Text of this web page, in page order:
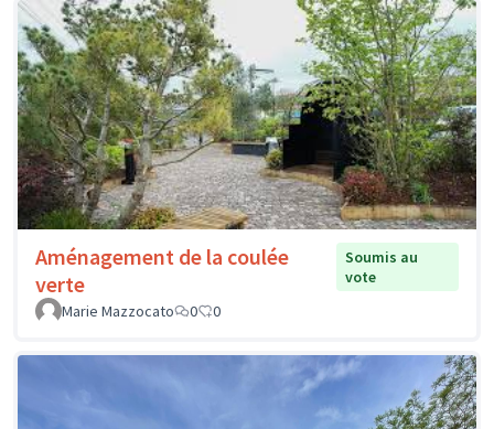
Aménagement de la coulée
verte
Soumis au
vote
Marie Mazzocato
0 0